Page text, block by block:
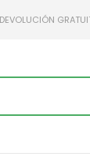
DEVOLUCIÓN